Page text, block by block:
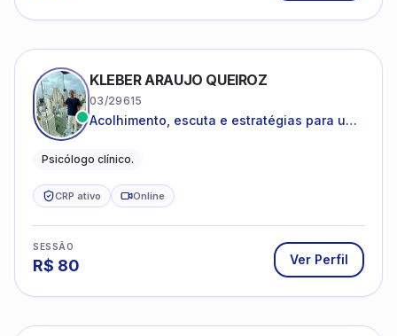
KLEBER ARAUJO QUEIROZ
03/29615
Acolhimento, escuta e estratégias para uma
Psicólogo clínico.
CRP ativo Online
SESSÃO
R$ 80 Ver Perfil